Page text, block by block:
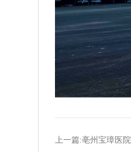
上一篇:亳州宝璋医院